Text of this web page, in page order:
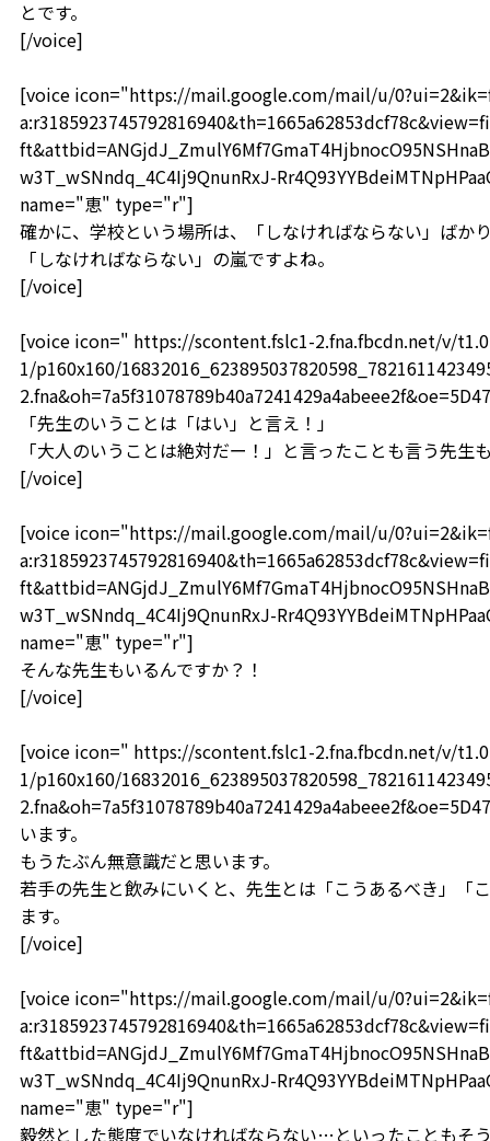
とです。
[/voice]
[voice icon="https://mail.google.com/mail/u/
w3T_wSNndq_4C4Ij9QnunRxJ-
name="恵" type="r"]
確かに、学校という場所は、「しなければならない」ばか
「しなければならない」の嵐ですよね。
[/voice]
[voice icon=" https://scontent.fslc1-2.fna.fbcdn.net/v/
1/p160x160/
「先生のいうことは「はい」と言え！」
「大人のいうことは絶対だー！」と言ったことも言う先生
[/voice]
[voice icon="https://mail.google.com/mail/u/
w3T_wSNndq_4C4Ij9QnunRxJ-
name="恵" type="r"]
そんな先生もいるんですか？！
[/voice]
[voice icon=" https://scontent.fslc1-2.fna.fbcdn.net/v/
1/p160x160/
います。
もうたぶん無意識だと思います。
若手の先生と飲みにいくと、先生とは「こうあるべき」「
ます。
[/voice]
[voice icon="https://mail.google.com/mail/u/
w3T_wSNndq_4C4Ij9QnunRxJ-
name="恵" type="r"]
毅然とした態度でいなければならない…といったこともそ